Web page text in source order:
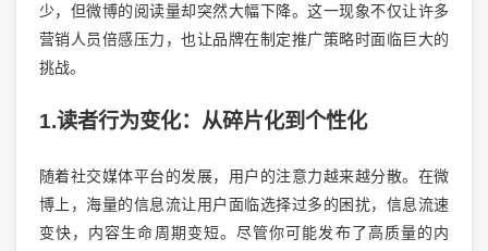
少，但微博的阅读量却突然大幅下降。这一现象不仅让许多
营销人员倍感压力，也让品牌在制定推广策略时面临巨大的
挑战。
1.读者行为变化：从碎片化到个性化
随着社交媒体平台的发展，用户的注意力越来越分散。在微
博上，海量的信息流让用户面临选择过多的困扰，信息流速
变快，内容生命周期变短。尽管你可能发布了高质量的内